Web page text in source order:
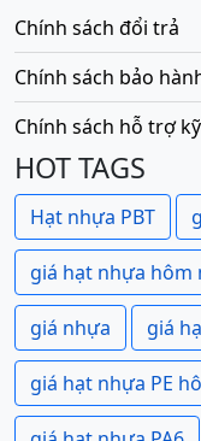
Chính sách đổi trả
Chính sách bảo
Chính sách hỗ trợ
HOT TAGS
Hạt nhựa PBT
giá hạt nhựa hôm
giá nhựa giá
giá hạt nhựa PE